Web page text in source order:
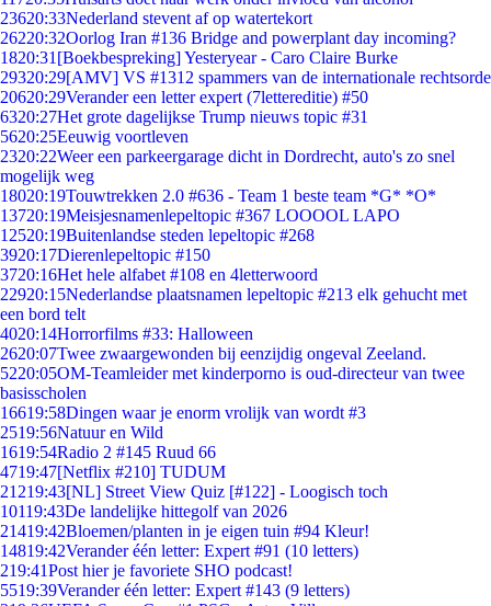
23620:33Nederland stevent af op watertekort
26220:32Oorlog Iran #136 Bridge and powerplant day incoming?
1820:31 [Boekbespreking] Yesteryear - Caro Claire Burke
29320:29[AMV] VS #1312 spammers van de internationale rechtsorde
20620:29Verander een letter expert (7lettereditie) #50
6320:27Het grote dagelijkse Trump nieuws topic #31
5620:25Eeuwig voortleven
2320:22Weer een parkeergarage dicht in Dordrecht, auto's zo snel
mogelijk weg
18020:19Touwtrekken 2.0 #636 - Team 1 beste team *G* *O*
13720:19Meisjesnamenlepeltopic #367 LOOOOL LAPO
12520:19Buitenlandse steden lepeltopic #268
3920:17Dierenlepeltopic #150
3720:16Het hele alfabet #108 en 4letterwoord
22920:15Nederlandse plaatsnamen lepeltopic #213 elk gehucht met
een bord telt
4020:14Horrorfilms #33: Halloween
2620:07Twee zwaargewonden bij eenzijdig ongeval Zeeland.
5220:05OM-Teamleider met kinderporno is oud-directeur van twee
basisscholen
16619:58Dingen waar je enorm vrolijk van wordt #3
2519:56Natuur en Wild
1619:54Radio 2 #145 Ruud 66
4719:47[Netflix #210] TUDUM
21219:43[NL] Street View Quiz [#122] - Loogisch toch
10119:43De landelijke hittegolf van 2026
21419:42Bloemen/planten in je eigen tuin #94 Kleur!
14819:42Verander één letter: Expert #91 (10 letters)
219:41Post hier je favoriete SHO podcast!
5519:39Verander één letter: Expert #143 (9 letters)